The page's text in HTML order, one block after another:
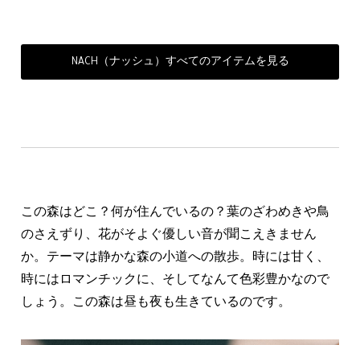
NACH（ナッシュ）すべてのアイテムを見る
この森はどこ？何が住んでいるの？葉のざわめきや鳥
のさえずり、花がそよぐ優しい音が聞こえきません
か。テーマは静かな森の小道への散歩。時には甘く、
時にはロマンチックに、そしてなんて色彩豊かなので
しょう。この森は昼も夜も生きているのです。